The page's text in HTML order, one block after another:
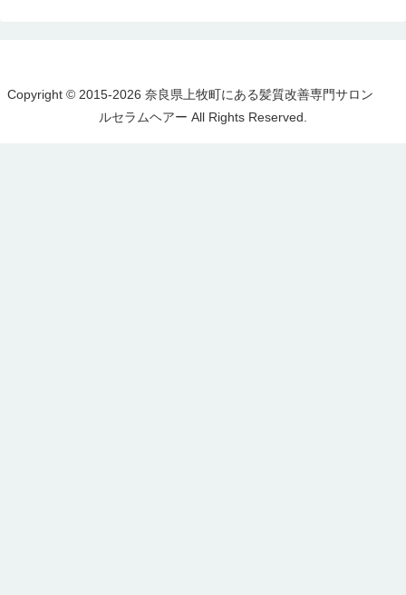
Copyright © 2015-2026 奈良県上牧町にある髪質改善専門サロン
ルセラムヘアー All Rights Reserved.